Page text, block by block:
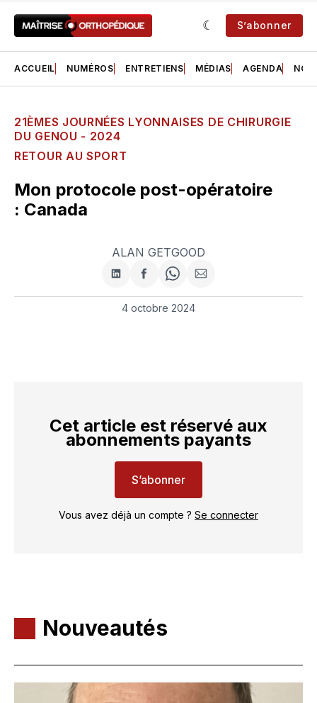
S’abonner
ACCUEIL NUMÉROS ENTRETIENS MÉDIAS AGENDA NOS
21ÈMES JOURNÉES LYONNAISES DE CHIRURGIE
DU GENOU - 2024
RETOUR AU SPORT
Mon protocole post-opératoire
: Canada
ALAN GETGOOD
Partager
sur
LinkedIn
Partager
sur
Facebook
Share
on
WhatsApp
Partager
par
4 octobre 2024
Cet article est réservé aux
abonnements payants
S’abonner
Vous avez déjà un compte ? Se connecter
Nouveautés